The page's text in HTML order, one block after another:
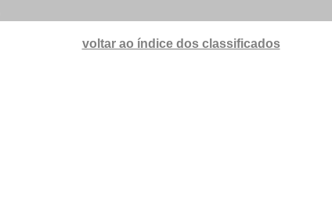
voltar ao índice dos classificados